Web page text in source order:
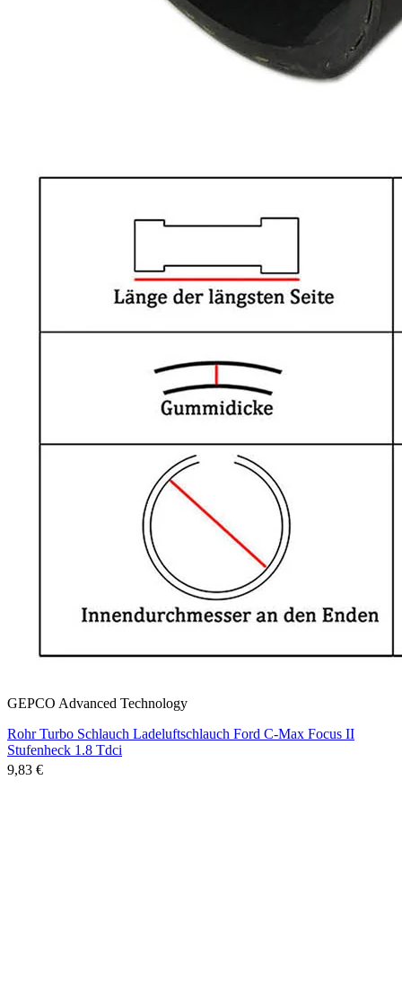
GEPCO Advanced Technology
Rohr Turbo Schlauch Ladeluftschlauch Ford C-Max Focus II
Stufenheck 1.8 Tdci
9,83 €